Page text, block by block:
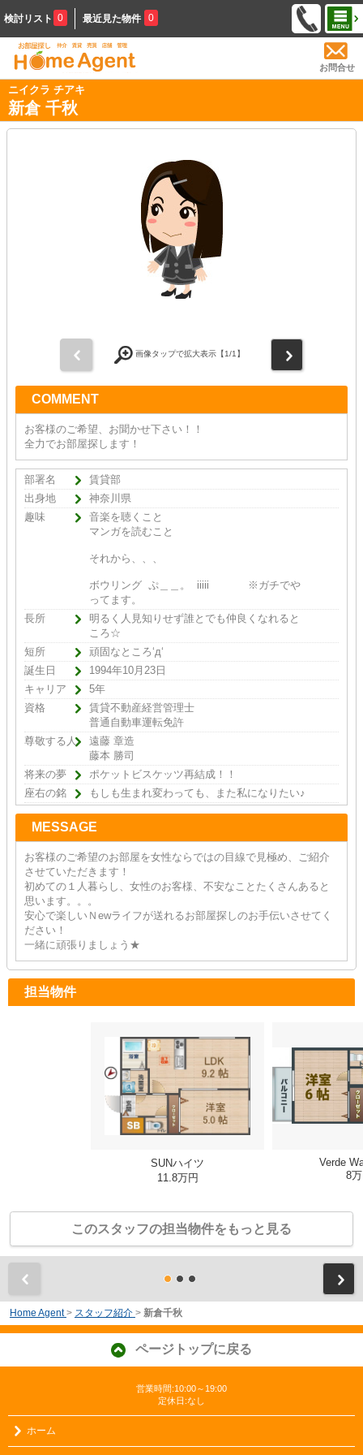
検討リスト 0 最近見た物件 0
お問合せ
ニイクラ チアキ
新倉 千秋
画像タップで拡大表示【1/1】
COMMENT
お客様のご希望、お聞かせ下さい！！
全力でお部屋探します！
部署名
賃貸部
出身地
神奈川県
趣味
音楽を聴くこと
マンガを読むこと
それから、、、
ボウリング ぷ＿＿。 iiiii ※ガチでや
ってます。
長所
明るく人見知りせず誰とでも仲良くなれると
ころ☆
短所
頑固なところ‘д‘
誕生日
1994年10月23日
キャリア
5年
資格
賃貸不動産経営管理士
普通自動車運転免許
尊敬する人
遠藤 章造
藤本 勝司
将来の夢
ポケットビスケッツ再結成！！
座右の銘
もしも生まれ変わっても、また私になりたい♪
MESSAGE
お客様のご希望のお部屋を女性ならではの目線で見極め、ご紹介
させていただきます！
初めての１人暮らし、女性のお客様、不安なことたくさんあると
思います。。。
安心で楽しいＮewライフが送れるお部屋探しのお手伝いさせてく
ださい！
一緒に頑張りましょう★
担当物件
SUNハイツ
11.8万円
Verde
8
このスタッフの担当物件をもっと見る
Home Agent > スタッフ紹介 > 新倉千秋
ページトップに戻る
営業時間:10:00～19:00
定休日:なし
ホーム